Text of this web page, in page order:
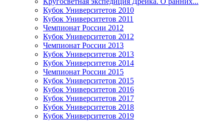
Кубок Университетов 2010
Кубок Университетов 2011
Чемпионат России 2012
Кубок Университетов 2012
Чемпионат России 2013
Кубок Университетов 2013
Кубок Университетов 2014
Чемпионат России 2015
Кубок Университетов 2015
Кубок Университетов 2016
Кубок Университетов 2017
Кубок Университетов 2018
Кубок Университетов 2019